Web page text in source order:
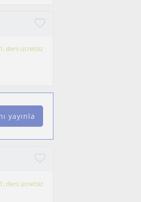
1. ders ücretsiz
yayınla
1. ders ücretsiz